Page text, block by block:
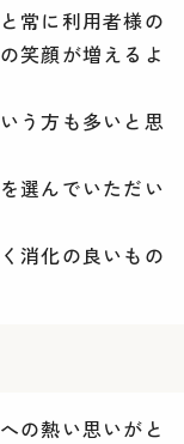
常に利用者様の
笑顔が増えるよ
う方も多いと思
選んでいただい
消化の良いもの
の熱い思いがと